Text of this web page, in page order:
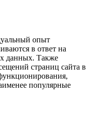
опыт
в ответ на
данных. Также
страниц сайта в
популярные